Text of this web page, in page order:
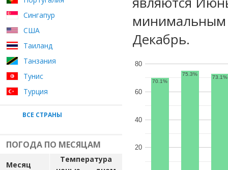
Сингапур
США
Таиланд
Танзания
Тунис
Турция
ВСЕ СТРАНЫ
ПОГОДА ПО МЕСЯЦАМ
Месяц
Температура
минимальным
Декабрь.
20
40
60
80
70.1%
75.3%
73.1%